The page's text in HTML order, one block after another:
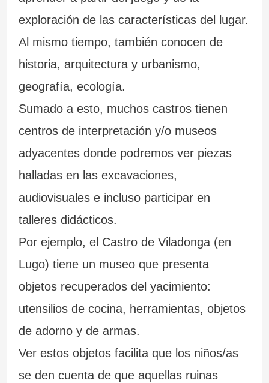
exploración de las características del lugar.
Al mismo tiempo, también conocen de
historia, arquitectura y urbanismo,
geografía, ecología.
Sumado a esto, muchos castros tienen
centros de interpretación y/o museos
adyacentes donde podremos ver piezas
halladas en las excavaciones,
audiovisuales e incluso participar en
talleres didácticos.
Por ejemplo, el Castro de Viladonga (en
Lugo) tiene un museo que presenta
objetos recuperados del yacimiento:
utensilios de cocina, herramientas, objetos
de adorno y de armas.
Ver estos objetos facilita que los niños/as
se den cuenta de que aquellas ruinas